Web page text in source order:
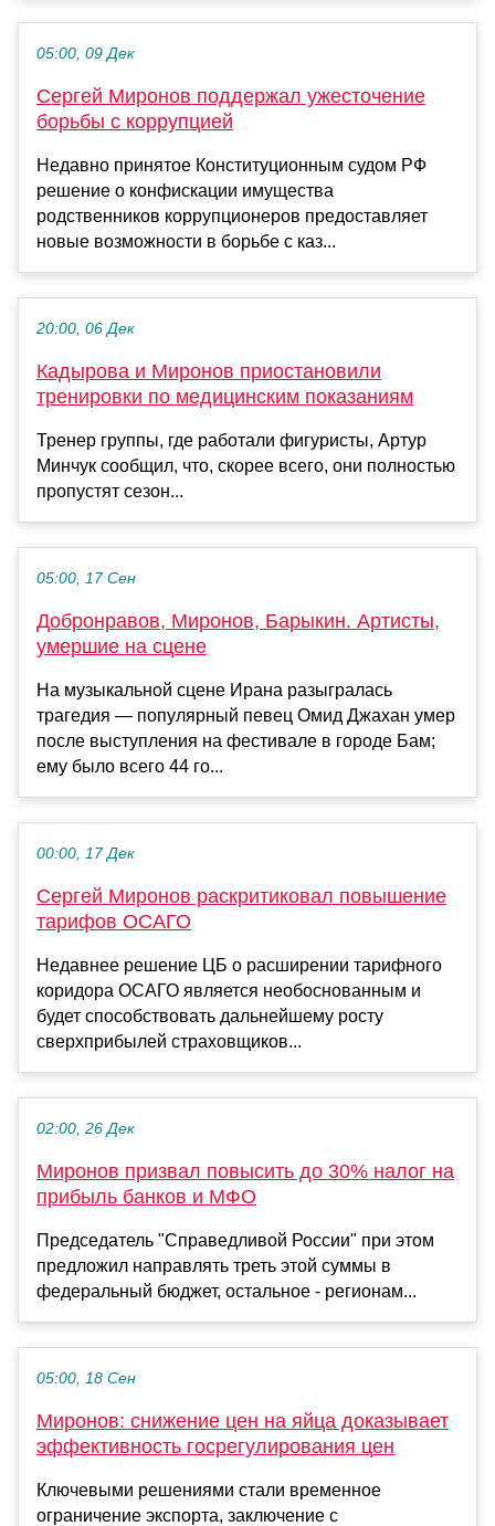
05:00, 09 Дек
Сергей Миронов поддержал ужесточение
борьбы с коррупцией
Недавно принятое Конституционным судом РФ
решение о конфискации имущества
родственников коррупционеров предоставляет
новые возможности в борьбе с каз...
20:00, 06 Дек
Кадырова и Миронов приостановили
тренировки по медицинским показаниям
Тренер группы, где работали фигуристы, Артур
Минчук сообщил, что, скорее всего, они полностью
пропустят сезон...
05:00, 17 Сен
Добронравов, Миронов, Барыкин. Артисты,
умершие на сцене
На музыкальной сцене Ирана разыгралась
трагедия — популярный певец Омид Джахан умер
после выступления на фестивале в городе Бам;
ему было всего 44 го...
00:00, 17 Дек
Сергей Миронов раскритиковал повышение
тарифов ОСАГО
Недавнее решение ЦБ о расширении тарифного
коридора ОСАГО является необоснованным и
будет способствовать дальнейшему росту
сверхприбылей страховщиков...
02:00, 26 Дек
Миронов призвал повысить до 30% налог на
прибыль банков и МФО
Председатель "Справедливой России" при этом
предложил направлять треть этой суммы в
федеральный бюджет, остальное - регионам...
05:00, 18 Сен
Миронов: снижение цен на яйца доказывает
эффективность госрегулирования цен
Ключевыми решениями стали временное
ограничение экспорта, заключение с